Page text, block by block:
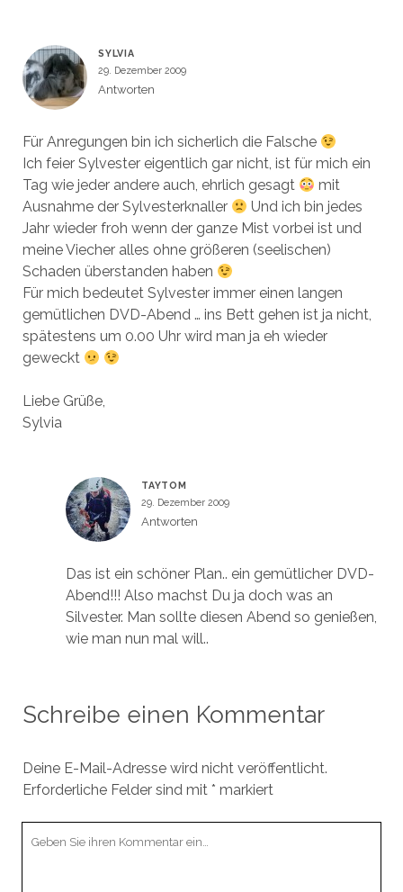
SYLVIA
29. Dezember 2009
Antworten
Für Anregungen bin ich sicherlich die Falsche
Ich feier Sylvester eigentlich gar nicht, ist für mich ein
Tag wie jeder andere auch, ehrlich gesagt
mit
Ausnahme der Sylvesterknaller
Und ich bin jedes
Jahr wieder froh wenn der ganze Mist vorbei ist und
meine Viecher alles ohne größeren (seelischen)
Schaden überstanden haben
Für mich bedeutet Sylvester immer einen langen
gemütlichen DVD-Abend … ins Bett gehen ist ja nicht,
spätestens um 0.00 Uhr wird man ja eh wieder
geweckt
Liebe Grüße,
Sylvia
TAYTOM
29. Dezember 2009
Antworten
Das ist ein schöner Plan.. ein gemütlicher DVD-
Abend!!! Also machst Du ja doch was an
Silvester. Man sollte diesen Abend so genießen,
wie man nun mal will..
Schreibe einen Kommentar
Deine E-Mail-Adresse wird nicht veröffentlicht.
Erforderliche Felder sind mit * markiert